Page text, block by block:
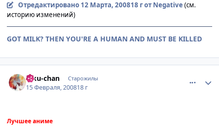
Отредактировано 12 Марта, 200818 гот Negative(см.
историю изменений)
GOT MILK? THEN YOU'RE A HUMAN AND MUST BE KILLED
Riku-chan Старожилы
15 Февраля, 200818 г
Лучшее аниме